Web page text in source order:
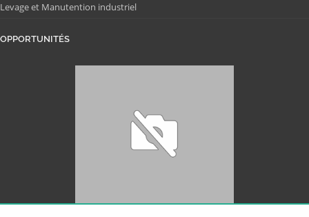
Levage et Manutention industriel
OPPORTUNITÉS